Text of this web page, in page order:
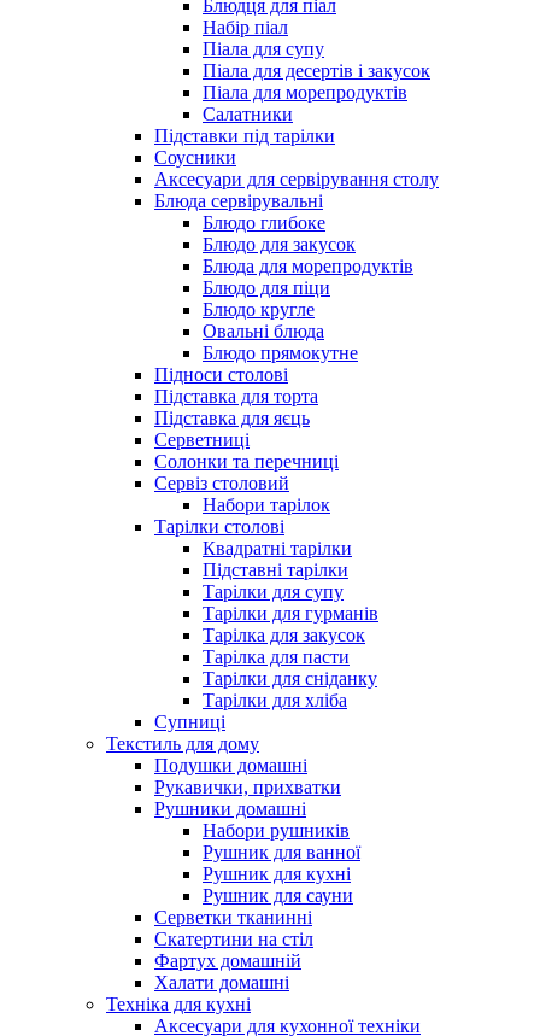
Блюдця для піал
Набір піал
Піала для супу
Піала для десертів і закусок
Піала для морепродуктів
Салатники
Підставки під тарілки
Соусники
Аксесуари для сервірування столу
Блюда сервірувальні
Блюдо глибоке
Блюдо для закусок
Блюда для морепродуктів
Блюдо для піци
Блюдо кругле
Овальні блюда
Блюдо прямокутне
Підноси столові
Підставка для торта
Підставка для яєць
Серветниці
Солонки та перечниці
Сервіз столовий
Набори тарілок
Тарілки столові
Квадратні тарілки
Підставні тарілки
Тарілки для супу
Тарілки для гурманів
Тарілка для закусок
Тарілка для пасти
Тарілки для сніданку
Тарілки для хліба
Супниці
Текстиль для дому
Подушки домашні
Рукавички, прихватки
Рушники домашні
Набори рушників
Рушник для ванної
Рушник для кухні
Рушник для сауни
Серветки тканинні
Скатертини на стіл
Фартух домашній
Халати домашні
Техніка для кухні
Аксесуари для кухонної техніки